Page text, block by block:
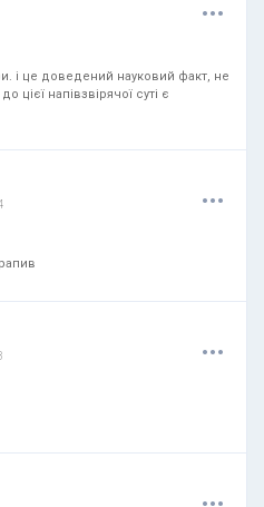
і це доведений науковий факт, не
цієї напівзвірячої суті є
...
...
...